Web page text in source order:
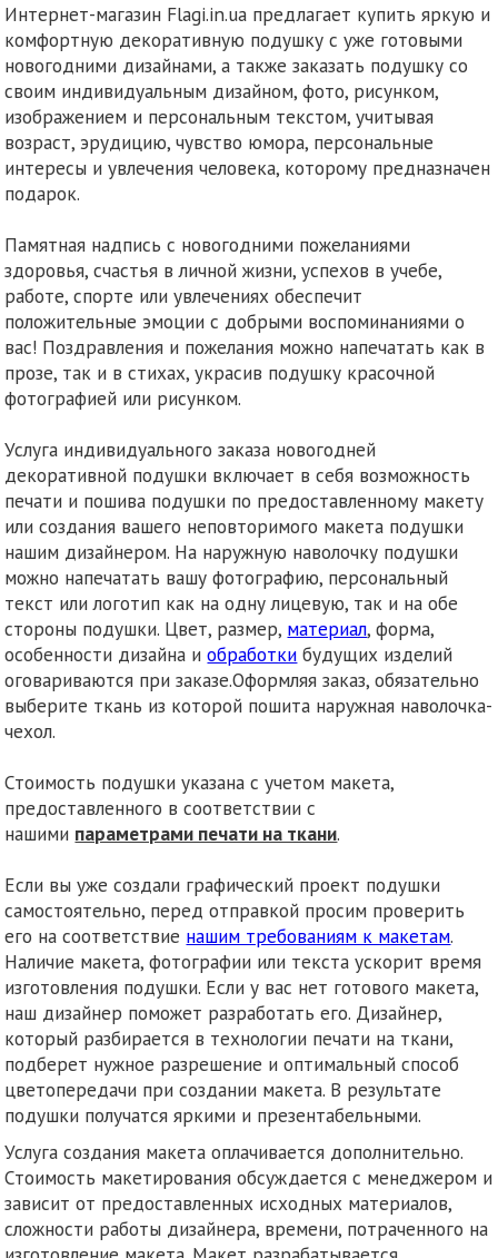
Интернет-магазин Flagi.in.ua предлагает купить яркую и
комфортную декоративную подушку с уже готовыми
новогодними дизайнами, а также заказать подушку со
своим индивидуальным дизайном, фото, рисунком,
изображением и персональным текстом, учитывая
возраст, эрудицию, чувство юмора, персональные
интересы и увлечения человека, которому предназначен
подарок.
Памятная надпись с новогодними пожеланиями
здоровья, счастья в личной жизни, успехов в учебе,
работе, спорте или увлечениях обеспечит
положительные эмоции с добрыми воспоминаниями о
вас! Поздравления и пожелания можно напечатать как в
прозе, так и в стихах, украсив подушку красочной
фотографией или рисунком.
Услуга индивидуального заказа новогодней
декоративной подушки включает в себя возможность
печати и пошива подушки по предоставленному макету
или создания вашего неповторимого макета подушки
нашим дизайнером. На наружную наволочку подушки
можно напечатать вашу фотографию, персональный
текст или логотип как на одну лицевую, так и на обе
стороны подушки. Цвет, размер, материал, форма,
особенности дизайна иобработки будущих изделий
оговариваются при заказе.Оформляя заказ, обязательно
выберите ткань из которой пошита наружная наволочка-
чехол.
Стоимость подушки указана с учетом макета,
предоставленного в соответствии с
нашими параметрами печати на ткани.
Если вы уже создали графический проект подушки
самостоятельно, перед отправкой просим проверить
его на соответствие нашим требованиям к макетам.
Наличие макета, фотографии или текста ускорит время
изготовления подушки. Если у вас нет готового макета,
наш дизайнер поможет разработать его. Дизайнер,
который разбирается в технологии печати на ткани,
подберет нужное разрешение и оптимальный способ
цветопередачи при создании макета. В результате
подушки получатся яркими и презентабельными.
Услуга создания макета оплачивается дополнительно.
Стоимость макетирования обсуждается с менеджером и
зависит от предоставленных исходных материалов,
сложности работы дизайнера, времени, потраченного на